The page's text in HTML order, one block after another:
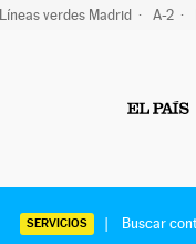
Líneas verdes Madrid A-2
SERVICIOS